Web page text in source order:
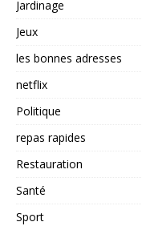
Jardinage
Jeux
les bonnes adresses
netflix
Politique
repas rapides
Restauration
Santé
Sport